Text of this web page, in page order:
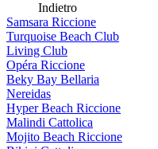
Indietro
Samsara Riccione
Turquoise Beach Club
Living Club
Opéra Riccione
Beky Bay Bellaria
Nereidas
Hyper Beach Riccione
Malindi Cattolica
Mojito Beach Riccione